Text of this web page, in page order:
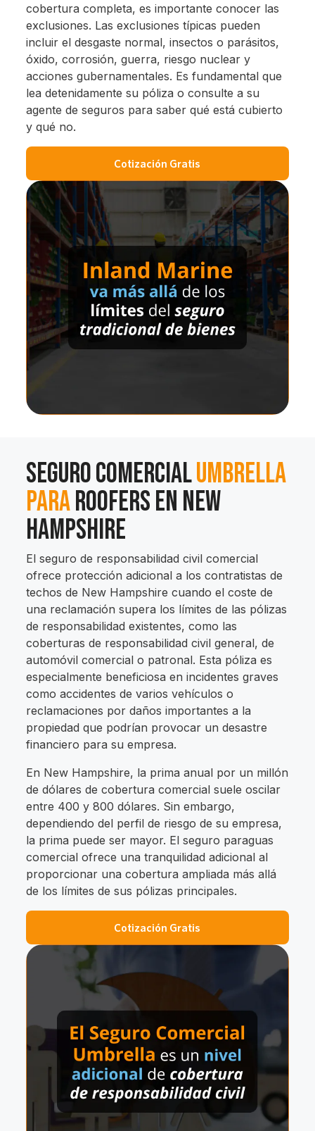
cobertura completa, es importante conocer las
exclusiones. Las exclusiones típicas pueden
incluir el desgaste normal, insectos o parásitos,
óxido, corrosión, guerra, riesgo nuclear y
acciones gubernamentales. Es fundamental que
lea detenidamente su póliza o consulte a su
agente de seguros para saber qué está cubierto
y qué no.
Cotización Gratis
Seguro ComercialUmbrella
paraRoofers en New
Hampshire
El seguro de responsabilidad civil comercial
ofrece protección adicional a los contratistas de
techos de New Hampshire cuando el coste de
una reclamación supera los límites de las pólizas
de responsabilidad existentes, como las
coberturas de responsabilidad civil general, de
automóvil comercial o patronal. Esta póliza es
especialmente beneficiosa en incidentes graves
como accidentes de varios vehículos o
reclamaciones por daños importantes a la
propiedad que podrían provocar un desastre
financiero para su empresa.
En New Hampshire, la prima anual por un millón
de dólares de cobertura comercial suele oscilar
entre 400 y 800 dólares. Sin embargo,
dependiendo del perfil de riesgo de su empresa,
la prima puede ser mayor. El seguro paraguas
comercial ofrece una tranquilidad adicional al
proporcionar una cobertura ampliada más allá
de los límites de sus pólizas principales.
Cotización Gratis